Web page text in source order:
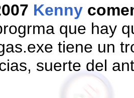
Kenny
que hay
tiene un
suerte del